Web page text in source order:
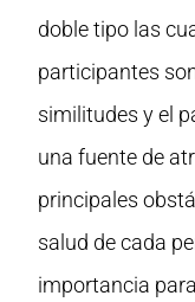
doble tipo las
participantes
similitudes y el
una fuente de
principales
salud de cada
importancia